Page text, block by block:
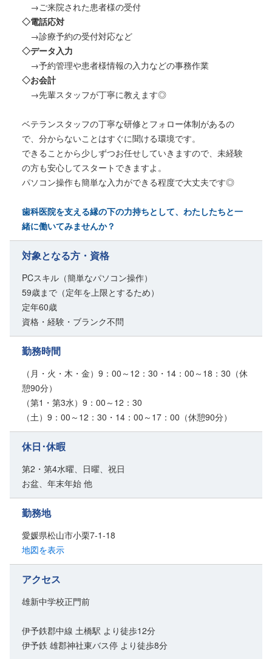
→ご来院された患者様の受付
◇電話応対
→診療予約の受付対応など
◇データ入力
→予約管理や患者様情報の入力などの事務作業
◇お会計
→先輩スタッフが丁寧に教えます◎
ベテランスタッフの丁寧な研修とフォロー体制があるの
で、分からないことはすぐに聞ける環境です。
できることから少しずつお任せしていきますので、未経験
の方も安心してスタートできますよ。
パソコン操作も簡単な入力ができる程度で大丈夫です◎
歯科医院を支える縁の下の力持ちとして、わたしたちと一
緒に働いてみませんか？
対象となる方・資格
PCスキル（簡単なパソコン操作）
59歳まで（定年を上限とするため）
定年60歳
資格・経験・ブランク不問
勤務時間
（月・火・木・金）9：00～12：30・14：00～18：30（休
憩90分）
（第1・第3水）9：00～12：30
（土）9：00～12：30・14：00～17：00（休憩90分）
休日･休暇
第2・第4水曜、日曜、祝日
お盆、年末年始 他
勤務地
愛媛県松山市小栗7-1-18
地図を表示
アクセス
雄新中学校正門前
伊予鉄郡中線 土橋駅 より徒歩12分
伊予鉄 雄郡神社東バス停 より徒歩8分